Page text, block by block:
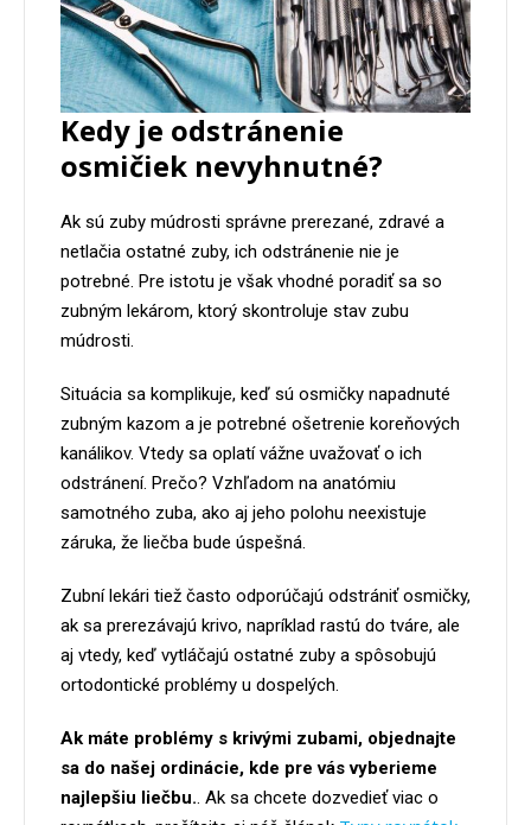
Kedy je odstránenie
osmičiek nevyhnutné?
Ak sú zuby múdrosti správne prerezané, zdravé a
netlačia ostatné zuby, ich odstránenie nie je
potrebné. Pre istotu je však vhodné poradiť sa so
zubným lekárom, ktorý skontroluje stav zubu
múdrosti.
Situácia sa komplikuje, keď sú osmičky napadnuté
zubným kazom a je potrebné ošetrenie koreňových
kanálikov. Vtedy sa oplatí vážne uvažovať o ich
odstránení. Prečo? Vzhľadom na anatómiu
samotného zuba, ako aj jeho polohu neexistuje
záruka, že liečba bude úspešná.
Zubní lekári tiež často odporúčajú odstrániť osmičky,
ak sa prerezávajú krivo, napríklad rastú do tváre, ale
aj vtedy, keď vytláčajú ostatné zuby a spôsobujú
ortodontické problémy u dospelých.
Ak máte problémy s krivými zubami, objednajte
sa do našej ordinácie, kde pre vás vyberieme
najlepšiu liečbu. . Ak sa chcete dozvedieť viac o